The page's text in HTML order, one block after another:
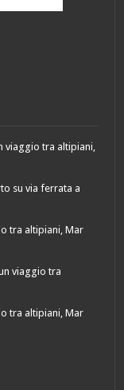
viaggio tra altipiani,
su via ferrata a
tra altipiani, Mar
viaggio tra
tra altipiani, Mar